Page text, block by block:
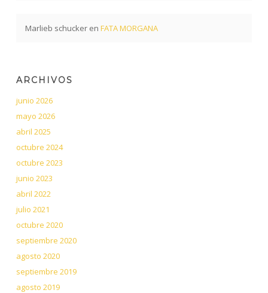
Marlieb schuckeren FATA MORGANA
ARCHIVOS
junio 2026
mayo 2026
abril 2025
octubre 2024
octubre 2023
junio 2023
abril 2022
julio 2021
octubre 2020
septiembre 2020
agosto 2020
septiembre 2019
agosto 2019